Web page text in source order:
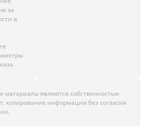
за
в
материалы являются собственностью
копирование информации без согласия